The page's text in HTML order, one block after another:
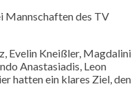
Mannschaften des TV
Evelin Kneißler, Magdalini
Anastasiadis, Leon
hatten ein klares Ziel, den